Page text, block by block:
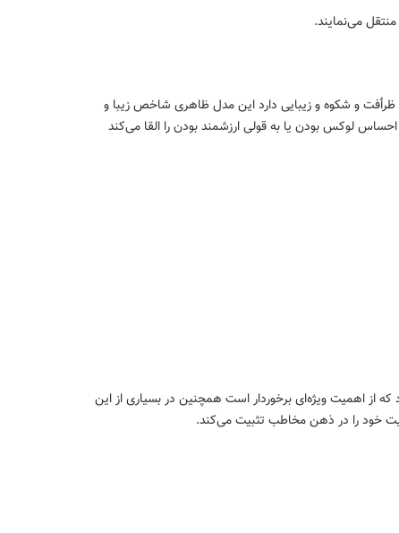
می‌نمایند.
ظرأفت و شکوه و زیبایی دارد این مدل ظاهری شاخص زیبا و
احساس لوکس بودن یا به قولی ارزشمند بودن را القا می‌کند
از اهمیت ویژه‌ای برخوردار است همچنین در بسیاری از این
خود را در ذهن مخاطب تثبیت می‌کند.